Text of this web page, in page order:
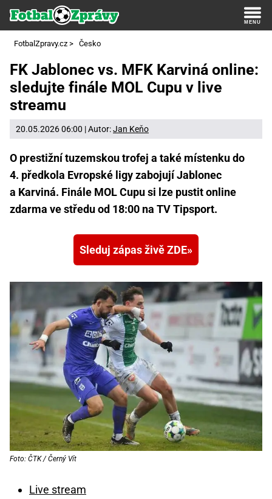
FotbalZpravy.cz > Česko
FK Jablonec vs. MFK Karviná online:
sledujte finále MOL Cupu v live
streamu
20.05.2026 06:00 | Autor:Jan Keňo
O prestižní tuzemskou trofej a také místenku do
4. předkola Evropské ligy zabojují Jablonec
a Karviná. Finále MOL Cupu si lze pustit online
zdarma ve středu od 18:00 na TV Tipsport.
Sleduj zápas živě ZDE
Foto: ČTK / Černý Vít
Live stream